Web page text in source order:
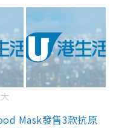
Mask發售3款抗原